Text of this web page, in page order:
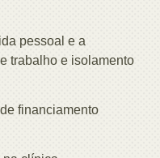
pessoal e a
trabalho e isolamento
financiamento